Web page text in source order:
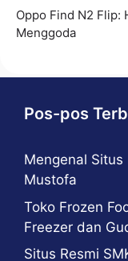
Oppo Find N2 Flip:
Menggoda
Pos-pos
Mengenal
Mustofa
Toko Frozen
Freezer dan
Situs Resmi